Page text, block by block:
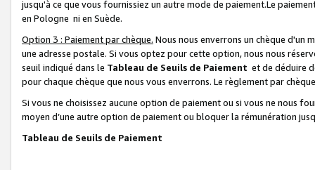
jusqu'à ce que vous fournissiez un autre mode de paiement.Le
en Pologne ni en Suède.
Option 3 : Paiement par chèque. Nous nous enverrons un chèque d'un
une adresse postale. Si vous optez pour cette option, nous nous
seuil indiqué dans le Tableau de Seuils de Paiement et de déduire
pour chaque chèque que nous vous enverrons. Le règlement par
Si vous ne choisissez aucune option de paiement ou si vous ne nous
moyen d’une autre option de paiement ou bloquer la rémunération
Tableau de Seuils de Paiement